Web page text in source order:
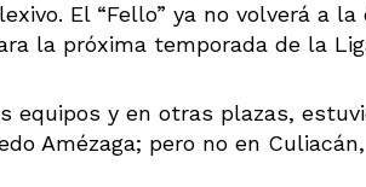
El “Fello” ya no volverá a
la próxima temporada de la
equipos y en otras plazas,
Amézaga; pero no en